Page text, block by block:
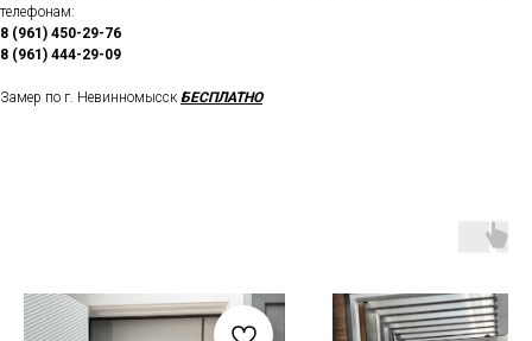
телефонам:
8 (961) 450-29-76
8 (961) 444-29-09
Замер по г. Невинномысск БЕСПЛАТНО